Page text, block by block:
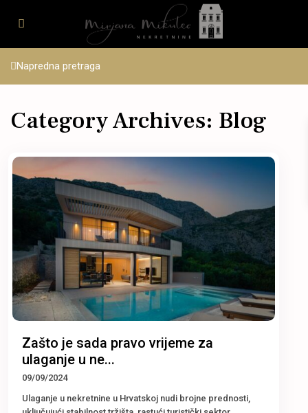
Napredna pretraga
Category Archives: Blog
Zašto je sada pravo vrijeme za
ulaganje u ne...
09/09/2024
Ulaganje u nekretnine u Hrvatskoj nudi brojne prednosti,